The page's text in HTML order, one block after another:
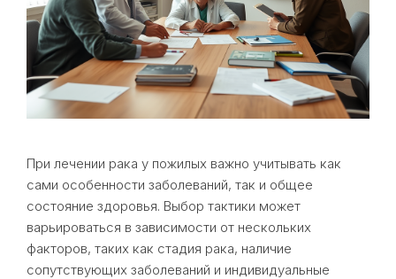
При лечении рака у пожилых важно учитывать как
сами особенности заболеваний, так и общее
состояние здоровья. Выбор тактики может
варьироваться в зависимости от нескольких
факторов, таких как стадия рака, наличие
сопутствующих заболеваний и индивидуальные